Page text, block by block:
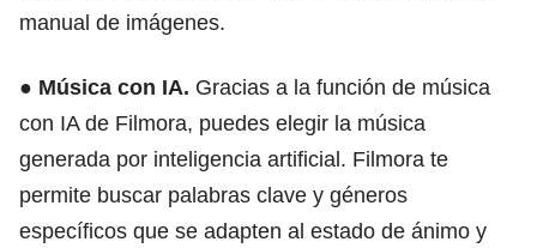
manual de imágenes.
● Música con IA. Gracias a la función de música
con IA de Filmora, puedes elegir la música
generada por inteligencia artificial. Filmora te
permite buscar palabras clave y géneros
específicos que se adapten al estado de ánimo y